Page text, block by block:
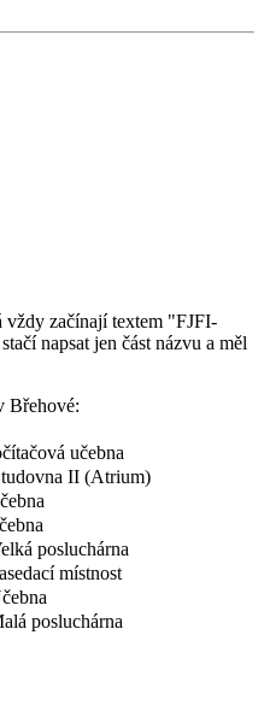
začínají textem "FJFI-
napsat jen část názvu a měl
Břehové:
učebna
II (Atrium)
posluchárna
místnost
posluchárna